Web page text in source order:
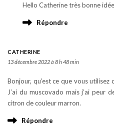
Hello Catherine très bonne
Répondre
CATHERINE
13 décembre 2022 à 8 h 48 min
Bonjour, qu’est ce que vous utilisez
J’ai du muscovado mais j’ai peur
citron de couleur marron.
Répondre